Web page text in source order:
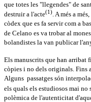
que totes les "llegendes" de
destruir a l'acte(1). A més a
còdex que es fa servir com a
de Celano es va trobar al
bolandistes la van publicar
Els manuscrits que han arribat
còpies i no dels originals. Fins
Alguns passatges són
els quals els estudiosos mai no
polèmica de l'autenticitat